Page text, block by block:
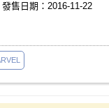
發售日期：2016-11-22